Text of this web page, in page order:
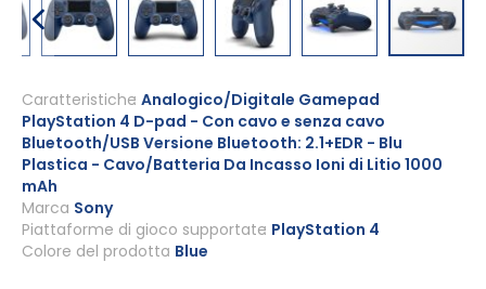
all'inizio
della
galleria
di
immagini
Marca Sony
Caratteristiche Analogico/Digitale Gamepad
PlayStation 4 D-pad - Con cavo e senza cavo
Bluetooth/USB Versione Bluetooth: 2.1+EDR - Blu
Plastica - Cavo/Batteria Da Incasso Ioni di Litio 1000
mAh
Piattaforme di gioco supportate PlayStation 4
Colore del prodotto Blue